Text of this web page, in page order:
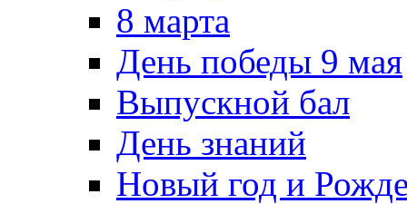
8 марта
День победы 9 мая
Выпускной бал
День знаний
Новый год и